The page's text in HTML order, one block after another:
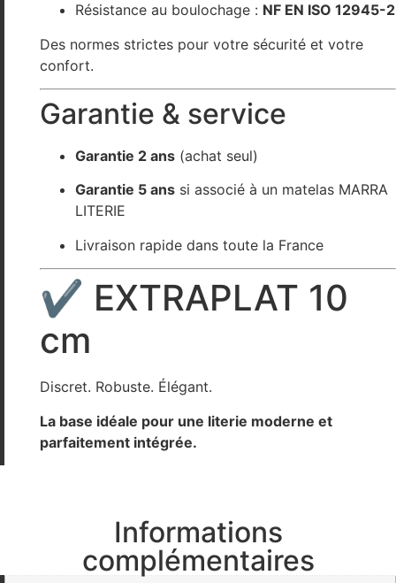
Résistance au boulochage : NF EN ISO 12945-2
Des normes strictes pour votre sécurité et votre
confort.
Garantie & service
Garantie 2 ans (achat seul)
Garantie 5 ans si associé à un matelas MARRA
LITERIE
Livraison rapide dans toute la France
✔ EXTRAPLAT 10
cm
Discret. Robuste. Élégant.
La base idéale pour une literie moderne et
parfaitement intégrée.
Informations
complémentaires